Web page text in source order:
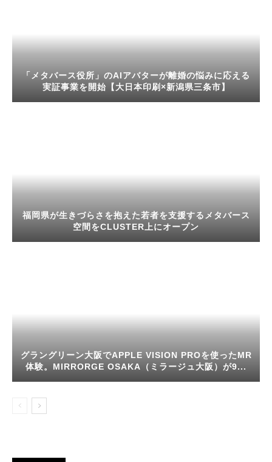
「メタバース役所」のAIアバターが離婚の悩みに応える
実証事業を開始【大日本印刷×新潟県三条市】
福岡県が生きづらさを抱えた若者を支援するメタバース
空間をCLUSTER上にオープン
グラングリーン大阪でAPPLE VISION PROを使ったMR
体験。MIRRORGE OSAKA（ミラージュ大阪）が9...